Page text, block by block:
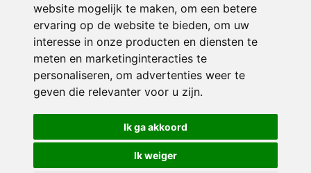
website mogelijk te maken, om een betere
ervaring op de website te bieden, om uw
interesse in onze producten en diensten te
meten en marketinginteracties te
personaliseren, om advertenties weer te
geven die relevanter voor u zijn.
Ik ga akkoord
Ik weiger
© 2026 De Vlinder | Alle rechten voorbehouden
Privacy policy|Disclaimer| Klachtenregeling|RSIN en Anbi
voorkeuren
Crealisatie The MindOffice